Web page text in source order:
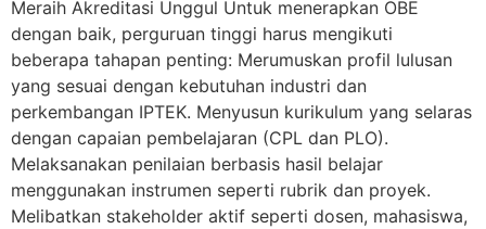
Meraih Akreditasi Unggul Untuk menerapkan OBE
dengan baik, perguruan tinggi harus mengikuti
beberapa tahapan penting: Merumuskan profil lulusan
yang sesuai dengan kebutuhan industri dan
perkembangan IPTEK. Menyusun kurikulum yang selaras
dengan capaian pembelajaran (CPL dan PLO).
Melaksanakan penilaian berbasis hasil belajar
menggunakan instrumen seperti rubrik dan proyek.
Melibatkan stakeholder aktif seperti dosen, mahasiswa,